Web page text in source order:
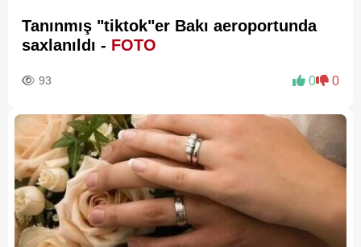
Tanınmış "tiktok"er Bakı aeroportunda
saxlanıldı - FOTO
93 0 0